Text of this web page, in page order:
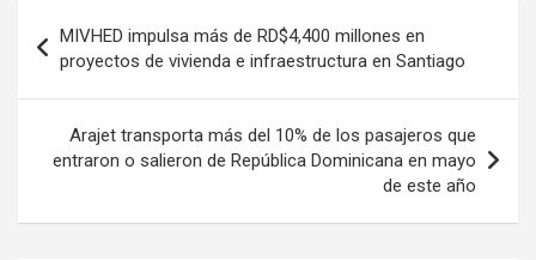
de
entradas
MIVHED impulsa más de RD$4,400 millones en
proyectos de vivienda e infraestructura en Santiago
Arajet transporta más del 10% de los pasajeros que
entraron o salieron de República Dominicana en mayo
de este año